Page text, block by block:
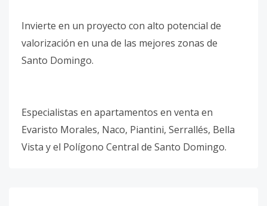
Invierte en un proyecto con alto potencial de
valorización en una de las mejores zonas de
Santo Domingo.
Especialistas en apartamentos en venta en
Evaristo Morales, Naco, Piantini, Serrallés, Bella
Vista y el Polígono Central de Santo Domingo.